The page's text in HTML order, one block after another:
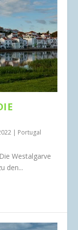
| Portugal
Westalgarve
den...